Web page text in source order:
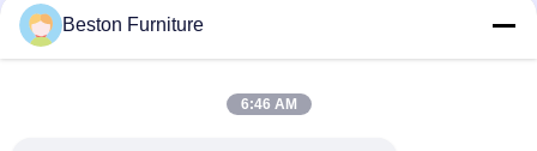
Blog
Beston Furniture
6:46 AM